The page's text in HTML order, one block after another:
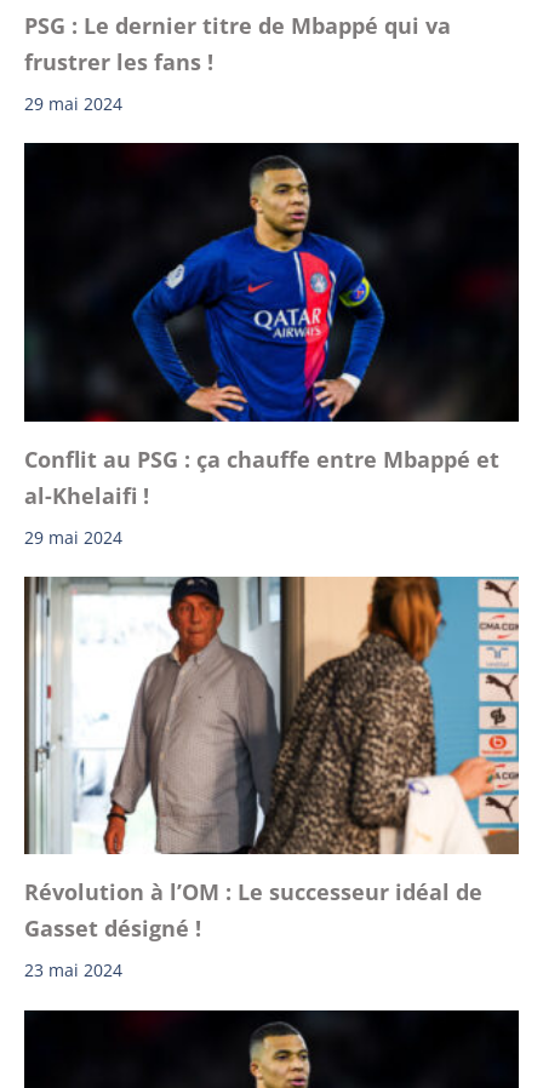
PSG : Le dernier titre de Mbappé qui va
frustrer les fans !
29 mai 2024
Conflit au PSG : ça chauffe entre Mbappé et
al-Khelaifi !
29 mai 2024
Révolution à l’OM : Le successeur idéal de
Gasset désigné !
23 mai 2024